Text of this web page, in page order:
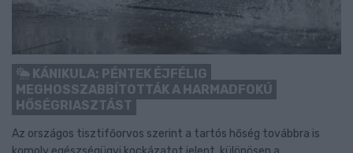
KÁNIKULA: PÉNTEK ÉJFÉLIG
MEGHOSSZABBÍTOTTÁK A HARMADFOKÚ
HŐSÉGRIASZTÁST
Az országos tisztifőorvos szerint a tartós hőség továbbra is